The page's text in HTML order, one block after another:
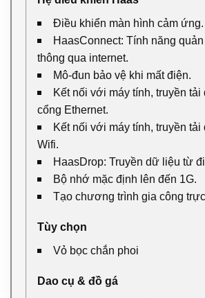
Điều khiển màn hình cảm ứng.
HaasConnect: Tính năng
thông qua internet.
Mô-đun bảo vệ khi mất điện.
Kết nối với máy tính, truyền
cổng Ethernet.
Kết nối với máy tính, truyền
Wifi.
HaasDrop: Truyền dữ liệu từ
Bộ nhớ mặc định lên đến 1G.
Tạo chương trình gia công
Tùy chọn
Vỏ bọc chắn phoi
Dao cụ & đồ gá